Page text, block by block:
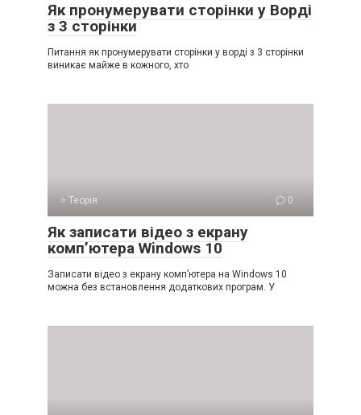
Як пронумерувати сторінки у Ворді
з 3 сторінки
Питання як пронумерувати сторінки у ворді з 3 сторінки
виникає майже в кожного, хто
⭐ Теорія 0
Як записати відео з екрану
комп’ютера Windows 10
Записати відео з екрану комп’ютера на Windows 10
можна без встановлення додаткових програм. У